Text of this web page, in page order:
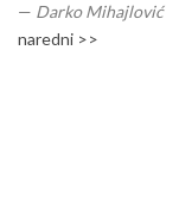
— Darko Mihajlović
naredni >>